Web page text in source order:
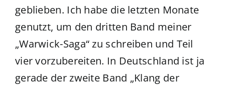
geblieben. Ich habe die letzten Monate
genutzt, um den dritten Band meiner
„Warwick-Saga“ zu schreiben und Teil
vier vorzubereiten. In Deutschland ist ja
gerade der zweite Band „Klang der